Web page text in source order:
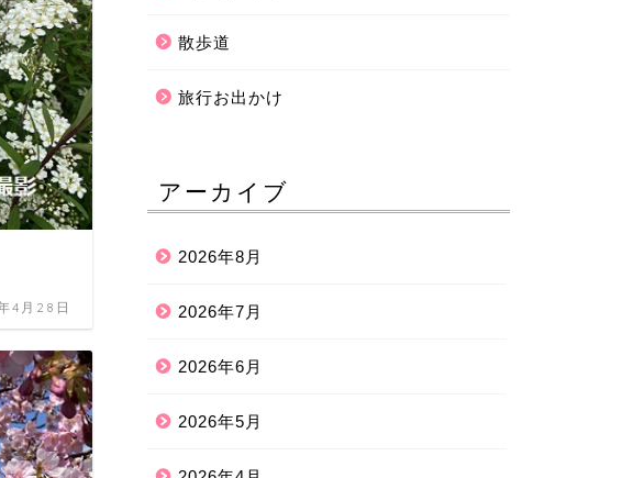
4月28日
散歩道
旅行お出かけ
アーカイブ
2026年8月
2026年7月
2026年6月
2026年5月